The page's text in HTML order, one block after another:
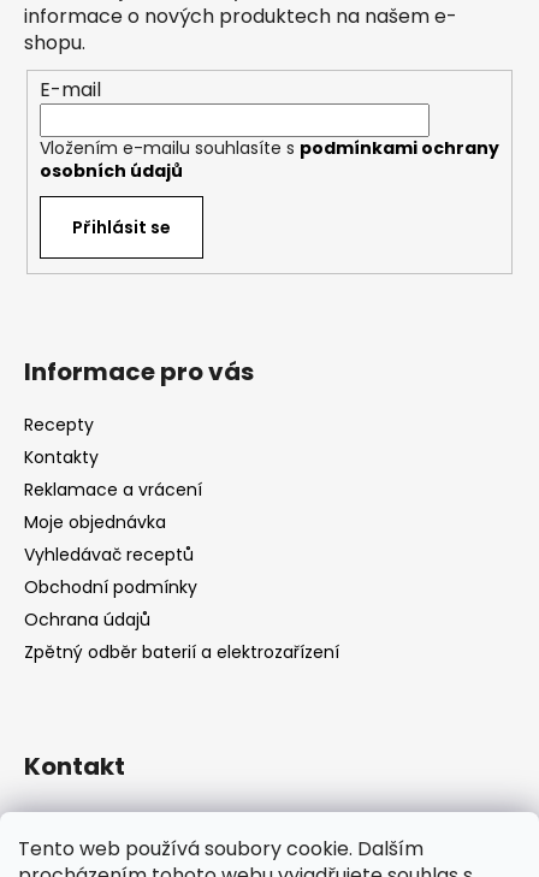
Tento web používá soubory cookie. Dalším
informace o nových produktech na našem e-
shopu.
E-mail
Vložením e-mailu souhlasíte s podmínkami ochrany
osobních údajů
Přihlásit se
Informace pro vás
Recepty
Kontakty
Reklamace a vrácení
Moje objednávka
Vyhledávač receptů
Obchodní podmínky
Ochrana údajů
Zpětný odběr baterií a elektrozařízení
Kontakt